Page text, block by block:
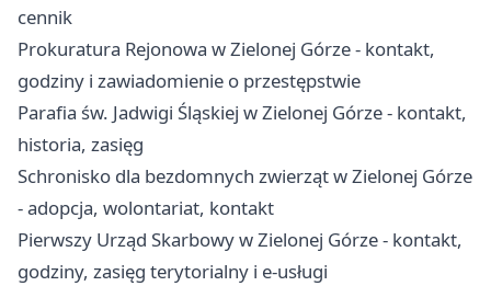
cennik
Prokuratura Rejonowa w Zielonej Górze - kontakt,
godziny i zawiadomienie o przestępstwie
Parafia św. Jadwigi Śląskiej w Zielonej Górze - kontakt,
historia, zasięg
Schronisko dla bezdomnych zwierząt w Zielonej Górze
- adopcja, wolontariat, kontakt
Pierwszy Urząd Skarbowy w Zielonej Górze - kontakt,
godziny, zasięg terytorialny i e-usługi